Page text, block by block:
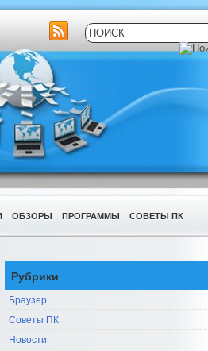
ОБЗОРЫ ПРОГРАММЫ СОВЕТЫ ПК
Рубрики
Браузер
Советы ПК
Новости